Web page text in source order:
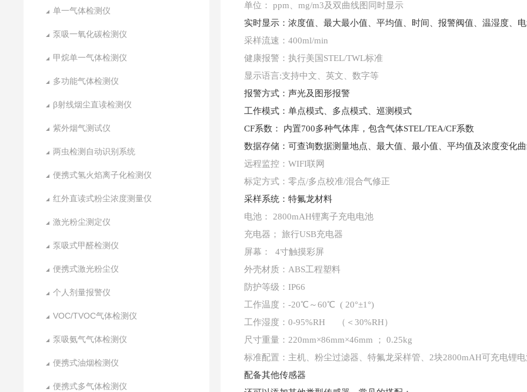
单一气体检测仪
泵吸一氧化碳检测仪
甲烷单一气体检测仪
多功能气体检测仪
β射线烟尘直读检测仪
紫外烟气测试仪
两虫检测自动识别系统
便携式氢火焰离子化检测仪
红外直读式粉尘浓度测量仪
激光粉尘测定仪
泵吸式甲醛检测仪
便携式激光粉尘仪
个人剂量报警仪
VOC/TVOC气体检测仪
泵吸氨气气体检测仪
便携式油烟检测仪
便携式多气体检测仪
单位：
ppm、mg/m3及双曲线图同时显示
实时显示：浓度值、最大最小值、平均值、时间、报警阀值、温湿度、
采样流速：400ml/min
健康报警：执行美国 STEL/TWL标准
显示语言:支持中文、英文、数字等
报警方式：声光及图形报警
工作模式：单点模式、多点模式、巡测模式
CF系数： 内置700多种气体库，包含气体STEL/TEA/CF系数
数据存储：可查询数据测量地点、最大值、最小值、平均值及浓度变化
远程监控：WIFI联网
标定方式：零点/多点校准/混合气修正
采样系统：特氟龙材料
电池：
2800mAH锂离子充电电池
充电器；
旅行USB充电器
屏幕：
4寸触摸彩屏
外壳材质： ABS工程塑料
防护等级： IP66
工作温度：-20℃～60℃ ( 20°±1°)
工作湿度：0-95%RH （＜30%RH）
尺寸重量： 220mm×86mm×46mm ； 0.25kg
标准配置：主机、粉尘过滤器、特氟龙采样管、 2块2800mAH可充电锂
配备其他传感器